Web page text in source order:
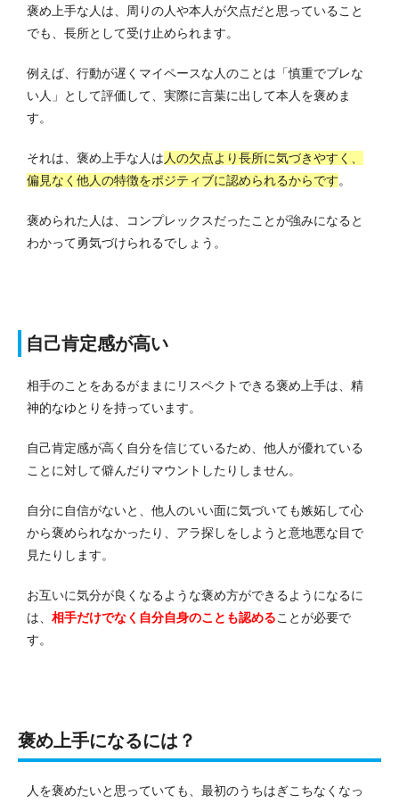
褒め上手な人は、周りの人や本人が欠点だと思っていること
でも、長所として受け止められます。
例えば、行動が遅くマイペースな人のことは「慎重でブレな
い人」として評価して、実際に言葉に出して本人を褒めま
す。
それは、褒め上手な人は人の欠点より長所に気づきやすく、
偏見なく他人の特徴をポジティブに認められるからです。
褒められた人は、コンプレックスだったことが強みになると
わかって勇気づけられるでしょう。
自己肯定感が高い
相手のことをあるがままにリスペクトできる褒め上手は、精
神的なゆとりを持っています。
自己肯定感が高く自分を信じているため、他人が優れている
ことに対して僻んだりマウントしたりしません。
自分に自信がないと、他人のいい面に気づいても嫉妬して心
から褒められなかったり、アラ探しをしようと意地悪な目で
見たりします。
お互いに気分が良くなるような褒め方ができるようになるに
は、 相手だけでなく自分自身のことも認めることが必要で
す。
褒め上手になるには？
人を褒めたいと思っていても、最初のうちはぎこちなくなっ